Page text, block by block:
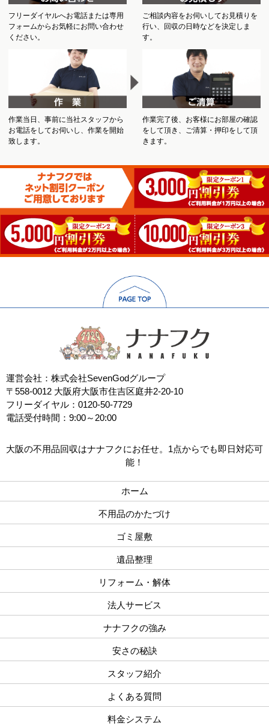
フリーダイヤルへお電話または専用
フォームからお気軽にお問い合わせ
ください。
ご相談内容をお伺いしてお見積りを
行い、回収の日時などを決定しま
す。
作業当日、事前に当社スタッフから
お電話をしてお伺いし、作業を開始
致します。
作業完了後、お客様にお部屋の確認
をして頂き、ご清算・押印をして頂
きます。
運営会社：株式会社SevenGodグループ
〒558-0012 大阪府大阪市住吉区庭井2-20-10
フリーダイヤル：0120-50-7729
電話受付時間：9:00～20:00
大阪の不用品回収はナナフクにお任せ。1点からでも即日対応可
能！
ホーム
不用品のかたづけ
ゴミ屋敷
遺品整理
リフォーム・解体
法人サービス
ナナフクの強み
安さの秘訣
スタッフ紹介
よくある質問
料金システム